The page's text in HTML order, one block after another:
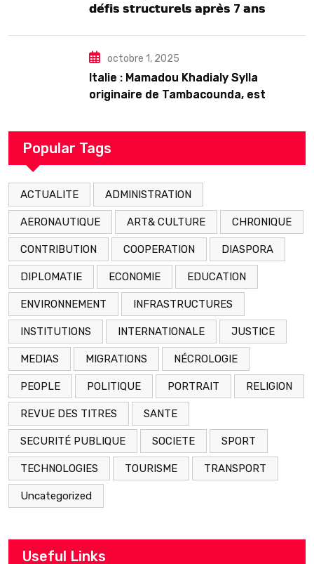
𝗱𝗲́𝗳𝗶𝘀 𝘀𝘁𝗿𝘂𝗰𝘁𝘂𝗿𝗲𝗹𝘀 𝗮𝗽𝗿𝗲̀𝘀 7 𝗮𝗻𝘀
octobre 1, 2025
Italie : Mamadou Khadialy Sylla
originaire de Tambacounda, est
arrestation
Popular Tags
ACTUALITE ADMINISTRATION
AERONAUTIQUE ART& CULTURE CHRONIQUE
CONTRIBUTION COOPERATION DIASPORA
DIPLOMATIE ECONOMIE EDUCATION
ENVIRONNEMENT INFRASTRUCTURES
INSTITUTIONS INTERNATIONALE JUSTICE
MEDIAS MIGRATIONS NÉCROLOGIE
PEOPLE POLITIQUE PORTRAIT RELIGION
REVUE DES TITRES SANTE
SECURITÉ PUBLIQUE SOCIETE SPORT
TECHNOLOGIES TOURISME TRANSPORT
Uncategorized
Useful Links